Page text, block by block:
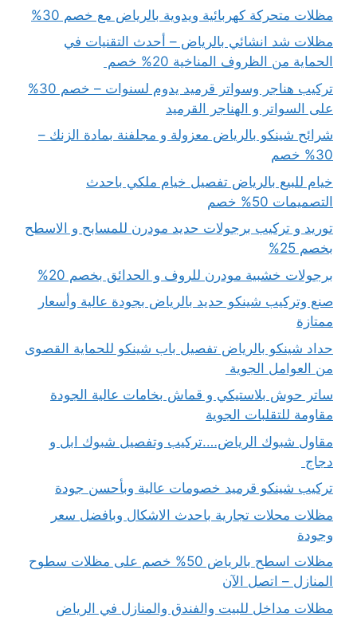
مظلات متحركة كهربائية ويدوية بالرياض مع خصم 30%
مظلات شد انشائي بالرياض – أحدث التقنيات في
الحماية من الظروف المناخية 20% خصم
تركيب هناجر وسواتر قرميد يدوم لسنوات – خصم 30%
على السواتر و الهناجر القرميد
شرائح شينكو بالرياض معزولة و مجلفنة بمادة الزنك –
30% خصم
خيام للبيع بالرياض تفصيل خيام ملكي باحدث
التصميمات 50% خصم
توريد و تركيب برجولات حديد مودرن للمسابح و الاسطح
بخصم 25%
برجولات خشبية مودرن للروف و الحدائق بخصم 20%
صنع وتركيب شينكو حديد بالرياض بجودة عالية وأسعار
ممتازة
حداد شينكو بالرياض تفصيل باب شينكو للحماية القصوى
من العوامل الجوية
ساتر حوش بلاستيكي و قماش بخامات عالية الجودة
مقاومة للتقلبات الجوية
مقاول شبوك الرياض….تركيب وتفصيل شبوك ابل و
دجاج
تركيب شينكو قرميد خصومات عالية وبأحسن جودة
مظلات محلات تجارية باحدث الاشكال وبافضل سعر
وجودة
مظلات اسطح بالرياض 50% خصم على مظلات سطوح
المنازل – اتصل الآن
مظلات مداخل للبيت والفندق والمنازل في الرياض